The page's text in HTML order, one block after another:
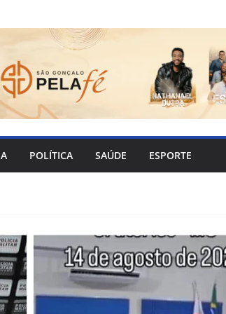
POLÍTICA SAÚDE ESPORTE